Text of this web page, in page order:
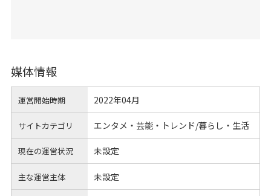
媒体情報
運営開始時期 2022年04月
サイトカテゴリ エンタメ・芸能・トレンド/暮らし・生活
現在の運営状況 未設定
主な運営主体 未設定